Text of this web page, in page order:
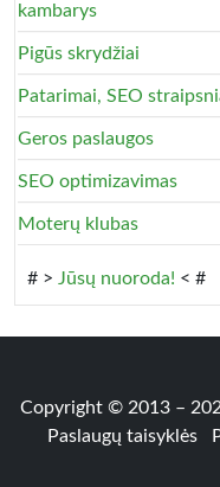
kambarys
Pigūs skrydžiai
Patarimai, SEO
Geros paslaugos
SEO optimizavimas
Moterų klubas
# > Jūsų nuoroda! < #
Copyright © 2013 –
Paslaugų taisyklės